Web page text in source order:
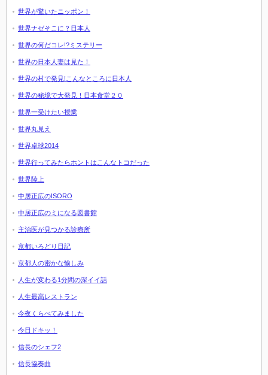
世界が驚いたニッポン！
世界ナゼそこに？日本人
世界の何だコレ!?ミステリー
世界の日本人妻は見た！
世界の村で発見!こんなところに日本人
世界の秘境で大発見！日本食堂２０
世界一受けたい授業
世界丸見え
世界卓球2014
世界行ってみたらホントはこんなトコだった
世界陸上
中居正広のISORO
中居正広のミになる図書館
主治医が見つかる診療所
京都いろどり日記
京都人の密かな愉しみ
人生が変わる1分間の深イイ話
人生最高レストラン
今夜くらべてみました
今日ドキッ！
信長のシェフ2
信長協奏曲